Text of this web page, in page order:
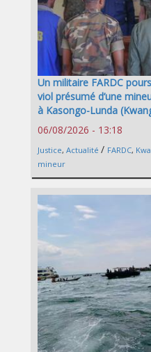
Un militaire FARDC
viol présumé d’une
à Kasongo-Lunda
06/08/2026 - 13:18
Justice, Actualité / FARDC,
mineur